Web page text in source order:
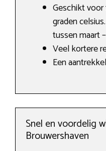
Geschikt
graden
tussen maart
Veel kortere
Een
Snel en voordelig
Brouwershaven